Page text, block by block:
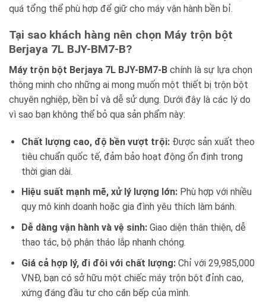
quá tổng thể phù hợp để giữ cho máy vận hành bền bỉ.
Tại sao khách hàng nên chọn Máy trộn bột
Berjaya 7L BJY-BM7-B?
Máy trộn bột Berjaya 7L BJY-BM7-B chính là sự lựa chọn
thông minh cho những ai mong muốn một thiết bị trộn bột
chuyên nghiệp, bền bỉ và dễ sử dụng. Dưới đây là các lý do
vì sao bạn không thể bỏ qua sản phẩm này:
Chất lượng cao, độ bền vượt trội:Được sản xuất theo
tiêu chuẩn quốc tế, đảm bảo hoạt động ổn định trong
thời gian dài.
Hiệu suất mạnh mẽ, xử lý lượng lớn:Phù hợp với nhiều
quy mô kinh doanh hoặc gia đình yêu thích làm bánh.
Dễ dàng vận hành và vệ sinh:Giao diện thân thiện, dễ
thao tác, bộ phận tháo lắp nhanh chóng.
Giá cả hợp lý, đi đôi với chất lượng:Chỉ với 29,985,000
VNĐ, bạn có sở hữu một chiếc máy trộn bột đỉnh cao,
xứng đáng đầu tư cho căn bếp của mình.